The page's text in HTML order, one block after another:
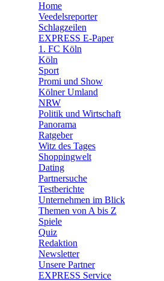
🛒 Shoppingwelt
🧩 Spiele
Home
Veedelsreporter
Schlagzeilen
EXPRESS E-Paper
1. FC Köln
Köln
Sport
Promi und Show
Kölner Umland
NRW
Politik und Wirtschaft
Panorama
Ratgeber
Witz des Tages
Shoppingwelt
Dating
Partnersuche
Testberichte
Unternehmen im Blick
Themen von A bis Z
Spiele
Quiz
Redaktion
Newsletter
Unsere Partner
EXPRESS Service